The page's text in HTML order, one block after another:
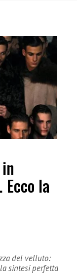
la
del velluto:
sintesi perfetta